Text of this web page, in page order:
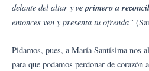
delante del altar yve primero a
entonces ven y presenta tu ofrenda”
Pidamos, pues, a María Santísima nos
para que podamos perdonar de corazón